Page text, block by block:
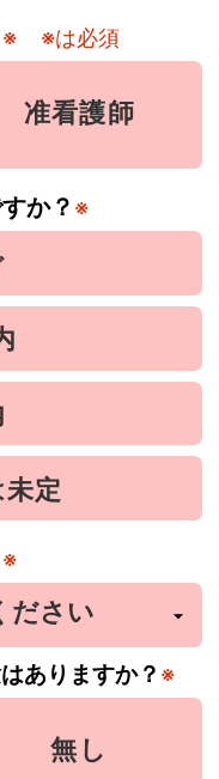
※ ※は必須
准看護師
か？ ※
定
※
ありますか？ ※
無し